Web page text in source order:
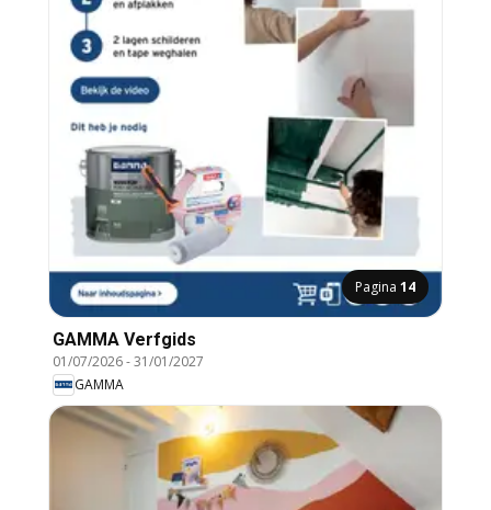
Pagina 14
GAMMA Verfgids
01/07/2026-31/01/2027
GAMMA